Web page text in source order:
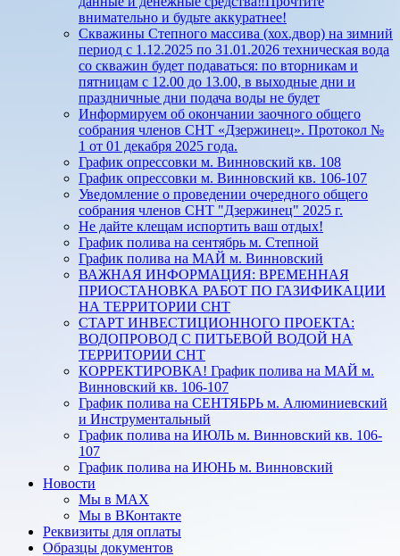
внимательно и будьте аккуратнее!
Скважины Степного массива (хох.двор) на зимний
период с 1.12.2025 по 31.01.2026 техническая вода
со скважин будет подаваться: по вторникам и
пятницам с 12.00 до 13.00, в выходные дни и
праздничные дни подача воды не будет
Информируем об окончании заочного общего
собрания членов СНТ «Дзержинец». Протокол №
1 от 01 декабря 2025 года.
График опрессовки м. Винновский кв. 108
График опрессовки м. Винновский кв. 106-107
Уведомление о проведении очередного общего
собрания членов СНТ "Дзержинец" 2025 г.
Не дайте клещам испортить ваш отдых!
График полива на сентябрь м. Степной
График полива на МАЙ м. Винновский
ВАЖНАЯ ИНФОРМАЦИЯ: ВРЕМЕННАЯ
ПРИОСТАНОВКА РАБОТ ПО ГАЗИФИКАЦИИ
НА ТЕРРИТОРИИ СНТ
СТАРТ ИНВЕСТИЦИОННОГО ПРОЕКТА:
ВОДОПРОВОД С ПИТЬЕВОЙ ВОДОЙ НА
ТЕРРИТОРИИ СНТ
КОРРЕКТИРОВКА! График полива на МАЙ м.
Винновский кв. 106-107
График полива на СЕНТЯБРЬ м. Алюминиевский
и Инструментальный
График полива на ИЮЛЬ м. Винновский кв. 106-
107
График полива на ИЮНЬ м. Винновский
Новости
Мы в МАХ
Мы в ВКонтакте
Реквизиты для оплаты
Образцы документов